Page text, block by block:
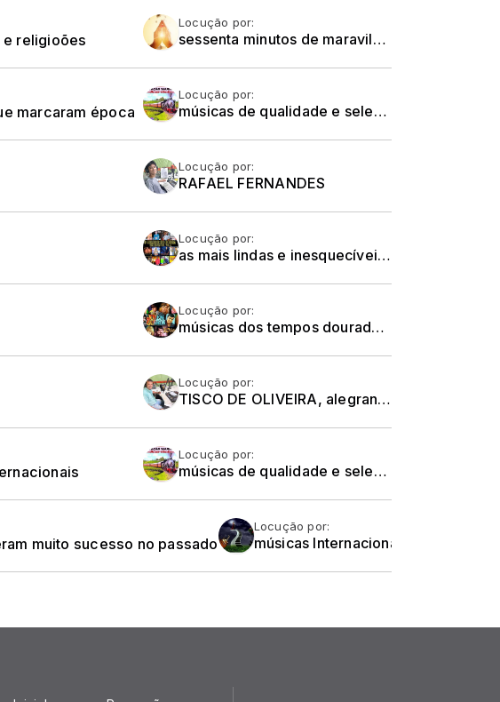
e religioões
Locução por:
sessenta minutos de maravilhosas canções religiosas de todos os tempos e todas as religiões.... Um momento de oração, meditação e reflexão em sua hora de almoço.
marcaram época
Locução por:
músicas de qualidade e selecionadas dos gêneros MPB, Jovem Guarda e Românticas Internacionais
Locução por:
RAFAEL FERNANDES
Locução por:
as mais lindas e inesquecíveis canções do Brega... A simplicidade, o romantismo e a sofrência estão no ar.... De segunda a sexta-feira,
Locução por:
músicas dos tempos dourados dos anos 60 e 70, com Roberto Carlos, Erasmo Carlos, Wanderléia, Jerry Adriany, Wanderley Cardoso e Cia Ltda, de segunda a Sexta-feira,
Locução por:
TISCO DE OLIVEIRA, alegrando suas noites, de segunda a sexta-feira, atendendo ao seu pedido musical -
Locução por:
músicas de qualidade e selecionadas dos gêneros MPB, Jovem Guarda e Românticas Internacionais
muito sucesso no passado
Locução por: